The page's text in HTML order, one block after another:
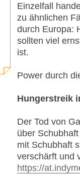
Einzelfall
zu ähnlichen
durch Europa:
sollten viel
ist.
Power durch
Hungerstreik
Der Tod von
über
mit Schubhaft
verschärft und
https://